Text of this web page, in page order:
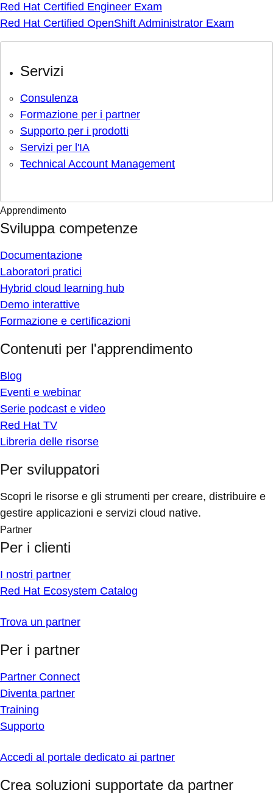
Red Hat Certified Engineer Exam
Red Hat Certified OpenShift Administrator Exam
Servizi
Consulenza
Formazione per i partner
Supporto per i prodotti
Servizi per l'IA
Technical Account Management
Apprendimento
Sviluppa competenze
Documentazione
Laboratori pratici
Hybrid cloud learning hub
Demo interattive
Formazione e certificazioni
Contenuti per l'apprendimento
Blog
Eventi e webinar
Serie podcast e video
Red Hat TV
Libreria delle risorse
Per sviluppatori
Scopri le risorse e gli strumenti per creare, distribuire e
gestire applicazioni e servizi cloud native.
Partner
Per i clienti
I nostri partner
Red Hat Ecosystem Catalog
Trova un partner
Per i partner
Partner Connect
Diventa partner
Training
Supporto
Accedi al portale dedicato ai partner
Crea soluzioni supportate da partner